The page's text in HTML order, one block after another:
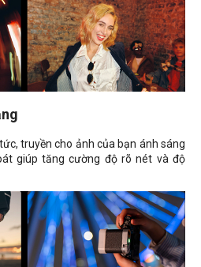
truyền cho ảnh của bạn ánh sáng
giúp tăng cường độ rõ nét và độ